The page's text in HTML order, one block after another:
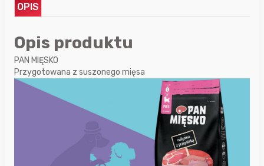
OPIS
Opis produktu
PAN MIĘSKO
Przygotowana z suszonego mięsa